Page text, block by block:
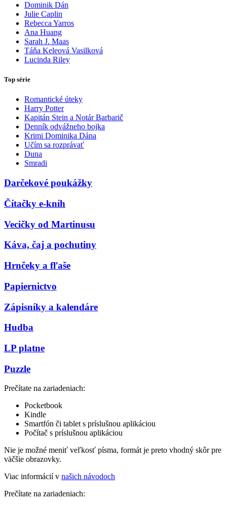
Dominik Dán
Julie Caplin
Rebecca Yarros
Ana Huang
Sarah J. Maas
Táňa Keleová Vasilková
Lucinda Riley
Top série
Romantické úteky
Harry Potter
Kapitán Stein a Notár Barbarič
Denník odvážneho bojka
Krimi Dominika Dána
Učím sa rozprávať
Duna
Smradi
Darčekové poukážky
Čítačky e-kníh
Vecičky od Martinusu
Káva, čaj a pochutiny
Hrnčeky a fľaše
Papiernictvo
Zápisníky a kalendáre
Hudba
LP platne
Puzzle
Prečítate na zariadeniach:
Pocketbook
Kindle
Smartfón či tablet s príslušnou aplikáciou
Počítač s príslušnou aplikáciou
Nie je možné meniť veľkosť písma, formát je preto vhodný skôr pre
väčšie obrazovky.
Viac informácií v našich návodoch
Prečítate na zariadeniach: